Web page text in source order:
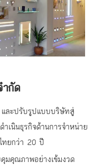
กัด
ะปรับรูปแบบบริษัทสู่
เนินธุรกิจด้านการจำหน่าย
ทยกว่า 20 ปี
คุณภาพอย่างเข้มงวด